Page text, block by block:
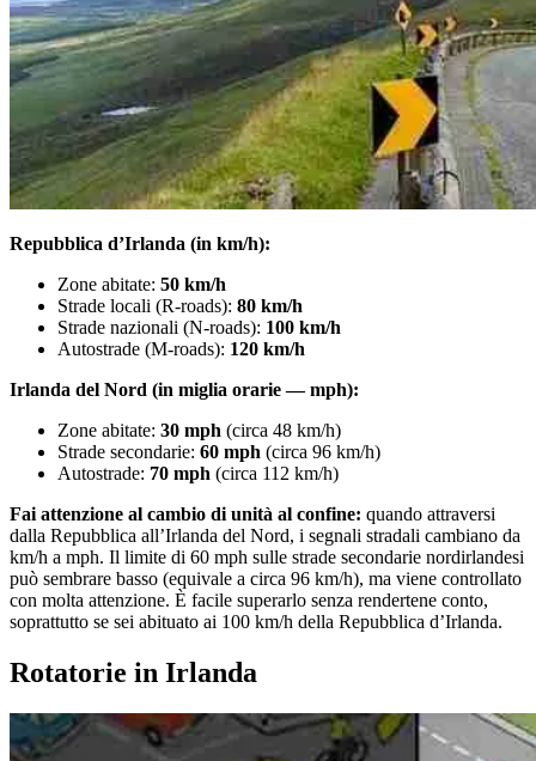
Repubblica d’Irlanda (in km/h):
Zone abitate: 50 km/h
Strade locali (R-roads): 80 km/h
Strade nazionali (N-roads): 100 km/h
Autostrade (M-roads): 120 km/h
Irlanda del Nord (in miglia orarie — mph):
Zone abitate: 30 mph (circa 48 km/h)
Strade secondarie: 60 mph (circa 96 km/h)
Autostrade: 70 mph (circa 112 km/h)
Fai attenzione al cambio di unità al confine: quando attraversi
dalla Repubblica all’Irlanda del Nord, i segnali stradali cambiano da
km/h a mph. Il limite di 60 mph sulle strade secondarie nordirlandesi
può sembrare basso (equivale a circa 96 km/h), ma viene controllato
con molta attenzione. È facile superarlo senza rendertene conto,
soprattutto se sei abituato ai 100 km/h della Repubblica d’Irlanda.
Rotatorie in Irlanda